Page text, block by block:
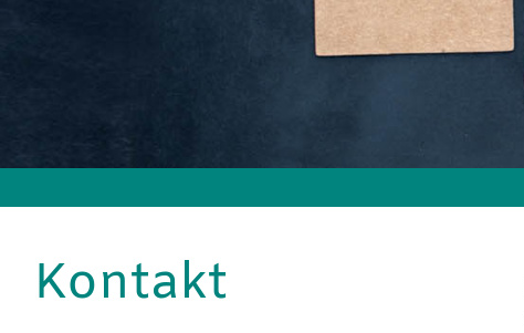
Kontakt